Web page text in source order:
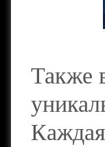
Также